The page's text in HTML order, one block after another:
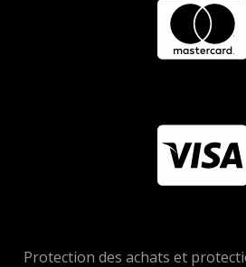
Protection des achats et